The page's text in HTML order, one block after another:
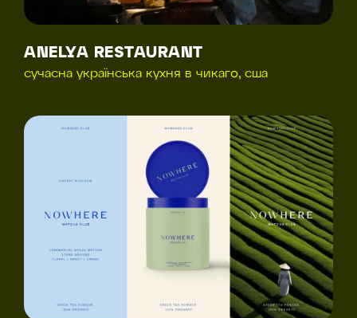
ANELYA RESTAURANT
сучасна українська кухня в чикаго, сша